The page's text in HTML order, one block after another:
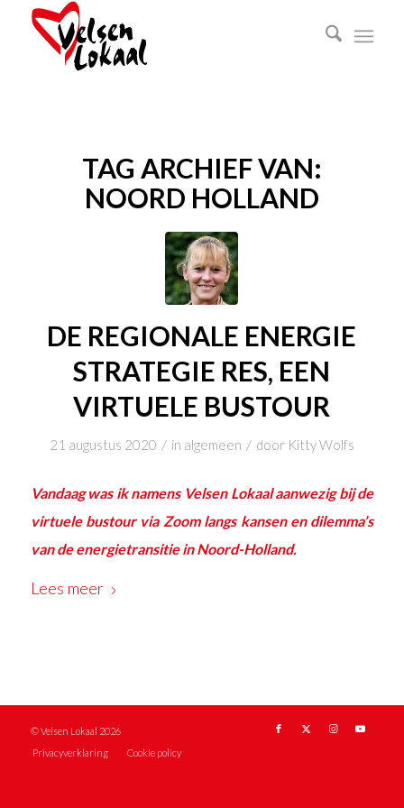
TAG ARCHIEF VAN:
NOORD HOLLAND
DE REGIONALE ENERGIE
STRATEGIE RES, EEN
VIRTUELE BUSTOUR
21 augustus 2020 / in algemeen / door Kitty Wolfs
Vandaag was ik namens Velsen Lokaal aanwezig bij de
virtuele bustour via Zoom langs kansen en dilemma’s
van de energietransitie in Noord-Holland.
Lees meer
© Velsen Lokaal 2026
Privacyverklaring
Cookie policy